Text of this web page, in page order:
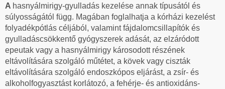
A hasnyálmirigy-gyulladás kezelése annak típusától és
súlyosságától függ. Magában foglalhatja a kórházi kezelést
folyadékpótlás céljából, valamint fájdalomcsillapítók és
gyulladáscsökkentő gyógyszerek adását, az elzáródott
epeutak vagy a hasnyálmirigy károsodott részének
eltávolítására szolgáló műtétet, a kövek vagy ciszták
eltávolítására szolgáló endoszkópos eljárást, a zsír- és
alkoholfogyasztást korlátozó, a fehérje- és antioxidáns-